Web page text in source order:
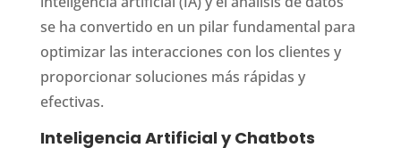
se ha convertido en un pilar fundamental para
optimizar las interacciones con los clientes y
proporcionar soluciones más rápidas y
efectivas.
Inteligencia Artificial y Chatbots